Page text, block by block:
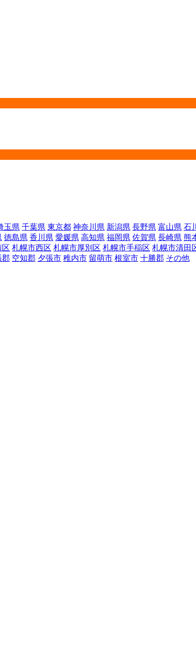
玉県 千葉県 東京都 神奈川県 新潟県 長野県 富山県 石
徳島県 香川県 愛媛県 高知県 福岡県 佐賀県 長崎県 熊
区 札幌市西区 札幌市厚別区 札幌市手稲区 札幌市清田
郡 空知郡 夕張市 稚内市 留萌市 根室市 十勝郡 その他